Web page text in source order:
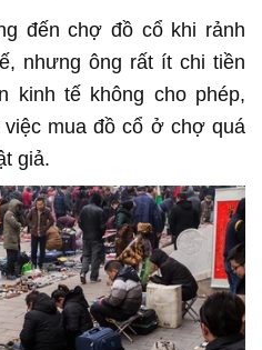
đến chợ đồ cổ khi rảnh
nhưng ông rất ít chi tiền
kinh tế không cho phép,
mua đồ cổ ở chợ quá
giả.